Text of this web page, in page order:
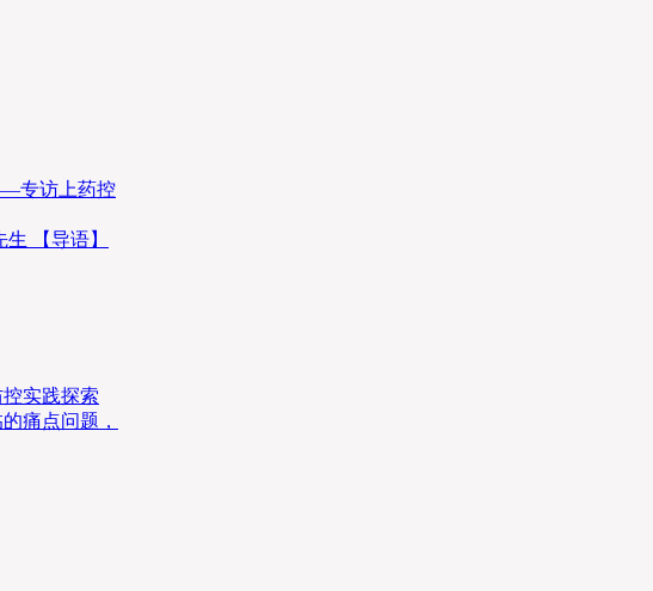
优势，尤其在清洁、安全方面始终走在行业前列。英特诺电动滚筒符合欧洲
拥有IP66/IP69k密封等级, 能够提供最高级别的卫生保障。过去，食品加工企
设备。殊不知，由于传统电机的构造，往往使其成为了食品加工区的“藏污
滚筒内，光滑的不锈钢表面大幅减少了污垢或微生物滞留的可能性，大大降
同时，设备的清洁工作也更快、更方便。除了卫生方面的优势，英特诺电动
方案相比，最多可节省高达30%的能耗。此外，英特诺电动滚筒在其使用寿命
与成本。英特诺的模块化平台战略也使新一代电动滚筒易于安装，能够确保
专访上药控
【导语】
实践探索
痛点问题，